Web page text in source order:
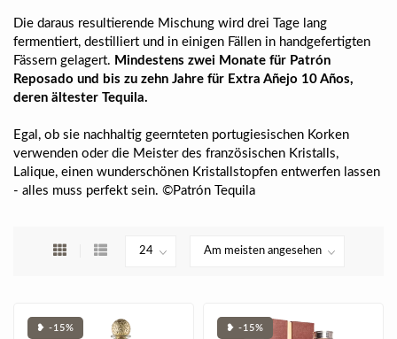
Die daraus resultierende Mischung wird drei Tage lang
fermentiert, destilliert und in einigen Fällen in handgefertigten
Fässern gelagert. Mindestens zwei Monate für Patrón
Reposado und bis zu zehn Jahre für Extra Añejo 10 Años,
deren ältester Tequila.
Egal, ob sie nachhaltig geernteten portugiesischen Korken
verwenden oder die Meister des französischen Kristalls,
Lalique, einen wunderschönen Kristallstopfen entwerfen lassen
- alles muss perfekt sein. ©Patrón Tequila
❥ -15% ❥ -15%